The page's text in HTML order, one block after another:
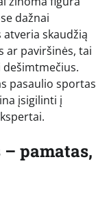
dažnai
atveria skaudžią
ar paviršinės, tai
dešimtmečius.
pasaulio sportas
įsigilinti į
pamatas,